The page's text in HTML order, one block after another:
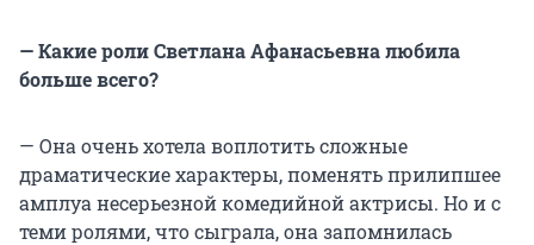
— Какие роли Светлана Афанасьевна любила
больше всего?
— Она очень хотела воплотить сложные
драматические характеры, поменять прилипшее
амплуа несерьезной комедийной актрисы. Но и с
теми ролями, что сыграла, она запомнилась